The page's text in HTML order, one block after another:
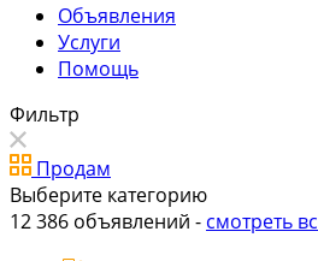
Объявления
Услуги
Помощь
Фильтр
Продам
Выберите категорию
12 386 объявлений - смотреть